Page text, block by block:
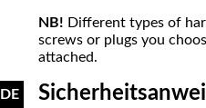
NB! Different types of
screws or plugs you
attached.
DE